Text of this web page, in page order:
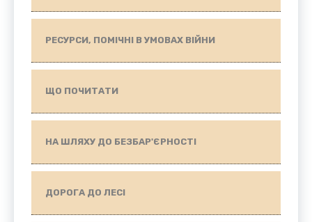
РЕСУРСИ, ПОМІЧНІ В УМОВАХ ВІЙНИ
ЩО ПОЧИТАТИ
НА ШЛЯХУ ДО БЕЗБАР'ЄРНОСТІ
ДОРОГА ДО ЛЕСІ